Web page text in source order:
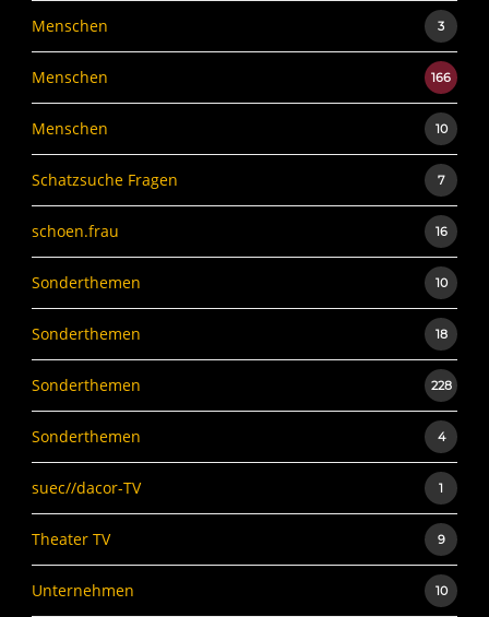
Menschen 3
Menschen 166
Menschen 10
Schatzsuche Fragen 7
schoen.frau 16
Sonderthemen 10
Sonderthemen 18
Sonderthemen 228
Sonderthemen 4
suec//dacor-TV 1
Theater TV 9
Unternehmen 10